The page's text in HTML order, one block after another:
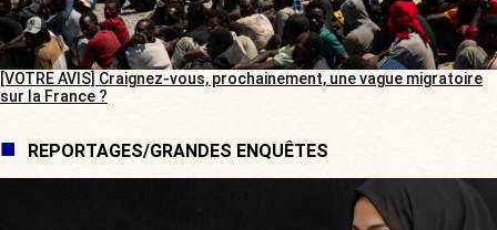
[VOTRE AVIS] Craignez-vous, prochainement, une vague migratoire
sur la France ?
REPORTAGES/GRANDES ENQUÊTES